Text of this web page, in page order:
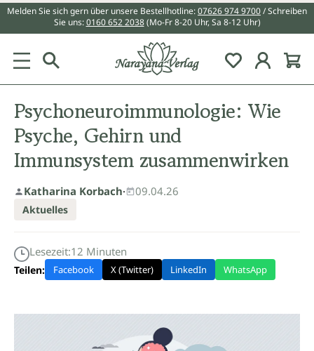
springen
Melden Sie sich gern über unsere Bestellhotline:07626 974 9700/ Schreiben
Sie uns:0160 652 2038 (Mo-Fr 8-20 Uhr, Sa 8-12 Uhr)
Du hast 0
Psychoneuroimmunologie: Wie
Psyche, Gehirn und
Immunsystem zusammenwirken
Katharina Korbach· 09.04.26
Aktuelles
Lesezeit:12 Minuten
Teilen: Facebook X (Twitter) LinkedIn WhatsApp